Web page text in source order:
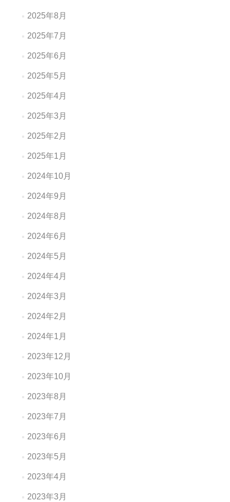
2025年8月
2025年7月
2025年6月
2025年5月
2025年4月
2025年3月
2025年2月
2025年1月
2024年10月
2024年9月
2024年8月
2024年6月
2024年5月
2024年4月
2024年3月
2024年2月
2024年1月
2023年12月
2023年10月
2023年8月
2023年7月
2023年6月
2023年5月
2023年4月
2023年3月